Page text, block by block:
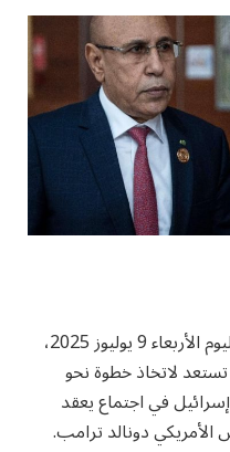
كشف موقع “سيمافور” الأمريكي، اليوم الأربعاء 9 يوليوز 2025،
تستعد لاتخاذ خطوة نحو
في اجتماع يعقد
دونالد ترامب.